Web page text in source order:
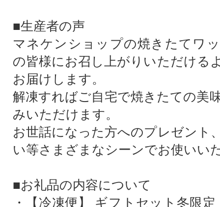
■生産者の声
マネケンショップの焼きたてワ
の皆様にお召し上がりいただける
お届けします。
解凍すればご自宅で焼きたての美
みいただけます。
お世話になった方へのプレゼント
い等さまざまなシーンでお使いい
■お礼品の内容について
・【冷凍便】 ギフトセット冬限定